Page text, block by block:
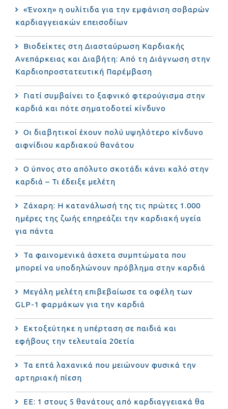
«Ένοχη» η ουλίτιδα για την εμφάνιση σοβαρών
καρδιαγγειακών επεισοδίων
Βιοδείκτες στη Διασταύρωση Καρδιακής
Ανεπάρκειας και Διαβήτη: Από τη Διάγνωση στην
Καρδιοπροστατευτική Παρέμβαση
Γιατί συμβαίνει το ξαφνικό φτερούγισμα στην
καρδιά και πότε σηματοδοτεί κίνδυνο
Οι διαβητικοί έχουν πολύ υψηλότερο κίνδυνο
αιφνίδιου καρδιακού θανάτου
Ο ύπνος στο απόλυτο σκοτάδι κάνει καλό στην
καρδιά – Τι έδειξε μελέτη
Ζάχαρη: Η κατανάλωσή της τις πρώτες 1.000
ημέρες της ζωής επηρεάζει την καρδιακή υγεία
για πάντα
Τα φαινομενικά άσχετα συμπτώματα που
μπορεί να υποδηλώνουν πρόβλημα στην καρδιά
Μεγάλη μελέτη επιβεβαίωσε τα οφέλη των
GLP-1 φαρμάκων για την καρδιά
Εκτοξεύτηκε η υπέρταση σε παιδιά και
εφήβους την τελευταία 20ετία
Τα επτά λαχανικά που μειώνουν φυσικά την
αρτηριακή πίεση
ΕΕ: 1 στους 5 θανάτους από καρδιαγγειακά θα